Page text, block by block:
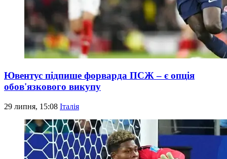
Ювентус підпише форварда ПСЖ – є опція
обов'язкового викупу
29 липня, 15:08 Італія